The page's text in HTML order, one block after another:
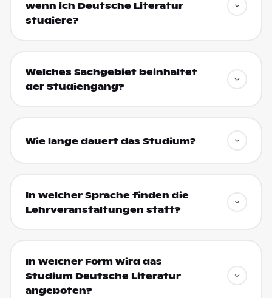
wenn ich Deutsche Literatur
studiere?
Welches Sachgebiet beinhaltet
der Studiengang?
Wie lange dauert das Studium?
In welcher Sprache finden die
Lehrveranstaltungen statt?
In welcher Form wird das
Studium Deutsche Literatur
angeboten?